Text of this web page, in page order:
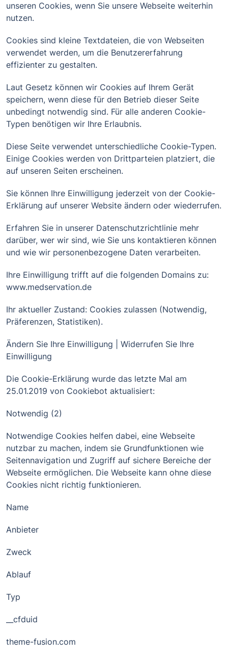
unseren Cookies, wenn Sie unsere Webseite weiterhin
nutzen.
Cookies sind kleine Textdateien, die von Webseiten
verwendet werden, um die Benutzererfahrung
effizienter zu gestalten.
Laut Gesetz können wir Cookies auf Ihrem Gerät
speichern, wenn diese für den Betrieb dieser Seite
unbedingt notwendig sind. Für alle anderen Cookie-
Typen benötigen wir Ihre Erlaubnis.
Diese Seite verwendet unterschiedliche Cookie-Typen.
Einige Cookies werden von Drittparteien platziert, die
auf unseren Seiten erscheinen.
Sie können Ihre Einwilligung jederzeit von der Cookie-
Erklärung auf unserer Website ändern oder wiederrufen.
Erfahren Sie in unserer Datenschutzrichtlinie mehr
darüber, wer wir sind, wie Sie uns kontaktieren können
und wie wir personenbezogene Daten verarbeiten.
Ihre Einwilligung trifft auf die folgenden Domains zu:
www.medservation.de
Ihr aktueller Zustand: Cookies zulassen (Notwendig,
Präferenzen, Statistiken).
Ändern Sie Ihre Einwilligung | Widerrufen Sie Ihre
Einwilligung
Die Cookie-Erklärung wurde das letzte Mal am
25.01.2019 von Cookiebot aktualisiert:
Notwendig (2)
Notwendige Cookies helfen dabei, eine Webseite
nutzbar zu machen, indem sie Grundfunktionen wie
Seitennavigation und Zugriff auf sichere Bereiche der
Webseite ermöglichen. Die Webseite kann ohne diese
Cookies nicht richtig funktionieren.
Name
Anbieter
Zweck
Ablauf
Typ
__cfduid
theme-fusion.com